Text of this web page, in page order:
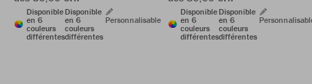
Disponible
en 6
couleurs
différentes
Disponible
en 6
couleurs
différentes
Personnalisable
Disponible
en 6
couleurs
différentes
Disponible
en 6
couleurs
différentes